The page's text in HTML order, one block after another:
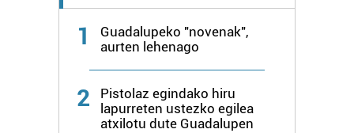
1
Guadalupeko "novenak",
aurten lehenago
2
Pistolaz egindako hiru
lapurreten ustezko egilea
atxilotu dute Guadalupen